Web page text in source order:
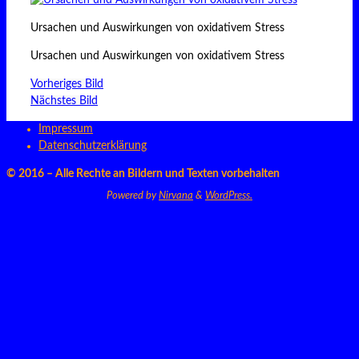
Ursachen und Auswirkungen von oxidativem Stress
Ursachen und Auswirkungen von oxidativem Stress
Vorheriges Bild
Nächstes Bild
Impressum
Datenschutzerklärung
© 2016 – Alle Rechte an Bildern und Texten vorbehalten
Powered byNirvana & WordPress.